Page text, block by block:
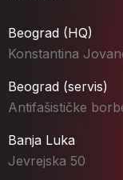
Beograd (HQ)
Konstantina
Beograd (servis)
Antifašističke
Banja Luka
Jevrejska 50